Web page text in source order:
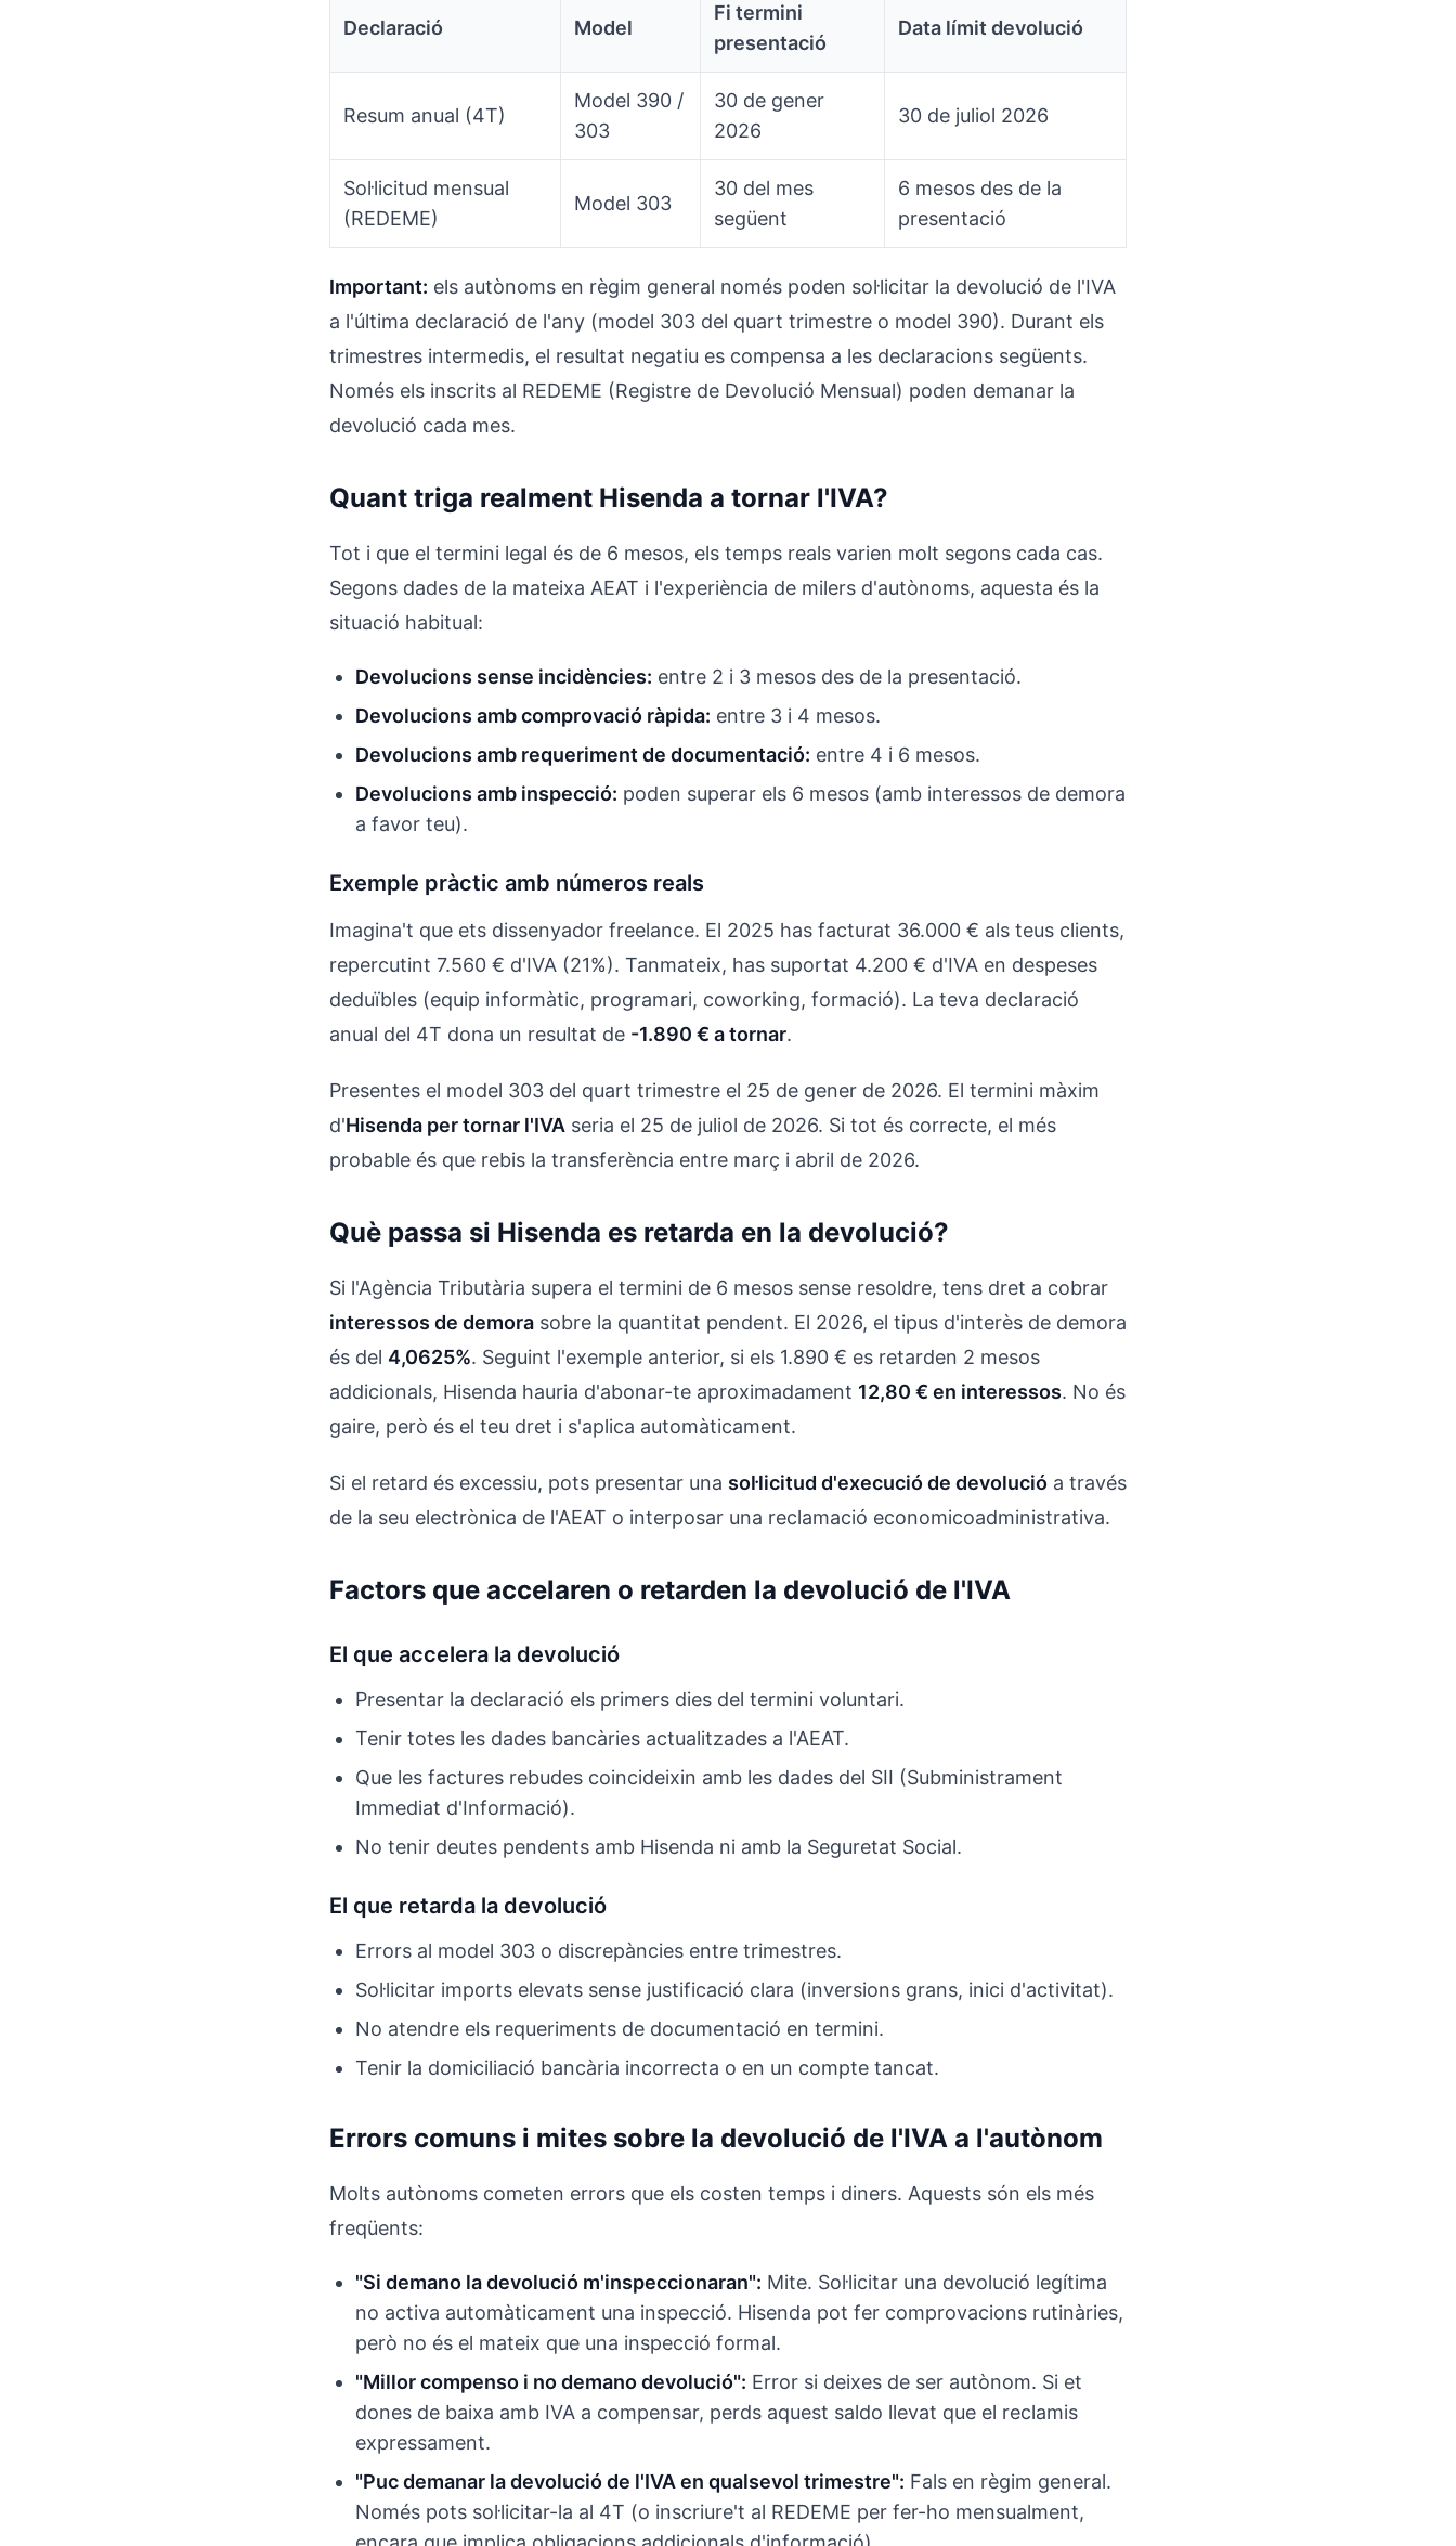
Declaració Model
Fi termini
presentació
Data límit devolució
Resum anual (4T)
Model 390 /
303
30 de gener
2026
30 de juliol 2026
Sol·licitud mensual
(REDEME)
Model 303
30 del mes
següent
6 mesos des de la
presentació
Important: els autònoms en règim general només poden sol·licitar la devolució de l'IVA
a l'última declaració de l'any (model 303 del quart trimestre o model 390). Durant els
trimestres intermedis, el resultat negatiu es compensa a les declaracions següents.
Només els inscrits al REDEME (Registre de Devolució Mensual) poden demanar la
devolució cada mes.
Quant triga realment Hisenda a tornar l'IVA?
Tot i que el termini legal és de 6 mesos, els temps reals varien molt segons cada cas.
Segons dades de la mateixa AEAT i l'experiència de milers d'autònoms, aquesta és la
situació habitual:
Devolucions sense incidències: entre 2 i 3 mesos des de la presentació.
Devolucions amb comprovació ràpida: entre 3 i 4 mesos.
Devolucions amb requeriment de documentació: entre 4 i 6 mesos.
Devolucions amb inspecció: poden superar els 6 mesos (amb interessos de demora
a favor teu).
Exemple pràctic amb números reals
Imagina't que ets dissenyador freelance. El 2025 has facturat 36.000 € als teus clients,
repercutint 7.560 € d'IVA (21%). Tanmateix, has suportat 4.200 € d'IVA en despeses
deduïbles (equip informàtic, programari, coworking, formació). La teva declaració
anual del 4T dona un resultat de -1.890 € a tornar.
Presentes el model 303 del quart trimestre el 25 de gener de 2026. El termini màxim
d'Hisenda per tornar l'IVA seria el 25 de juliol de 2026. Si tot és correcte, el més
probable és que rebis la transferència entre març i abril de 2026.
Què passa si Hisenda es retarda en la devolució?
Si l'Agència Tributària supera el termini de 6 mesos sense resoldre, tens dret a cobrar
interessos de demora sobre la quantitat pendent. El 2026, el tipus d'interès de demora
és del 4,0625%. Seguint l'exemple anterior, si els 1.890 € es retarden 2 mesos
addicionals, Hisenda hauria d'abonar-te aproximadament 12,80 € en interessos. No és
gaire, però és el teu dret i s'aplica automàticament.
Si el retard és excessiu, pots presentar una sol·licitud d'execució de devolució a través
de la seu electrònica de l'AEAT o interposar una reclamació economicoadministrativa.
Factors que accelaren o retarden la devolució de l'IVA
El que accelera la devolució
Presentar la declaració els primers dies del termini voluntari.
Tenir totes les dades bancàries actualitzades a l'AEAT.
Que les factures rebudes coincideixin amb les dades del SII (Subministrament
Immediat d'Informació).
No tenir deutes pendents amb Hisenda ni amb la Seguretat Social.
El que retarda la devolució
Errors al model 303 o discrepàncies entre trimestres.
Sol·licitar imports elevats sense justificació clara (inversions grans, inici d'activitat).
No atendre els requeriments de documentació en termini.
Tenir la domiciliació bancària incorrecta o en un compte tancat.
Errors comuns i mites sobre la devolució de l'IVA a l'autònom
Molts autònoms cometen errors que els costen temps i diners. Aquests són els més
freqüents:
"Si demano la devolució m'inspeccionaran": Mite. Sol·licitar una devolució legítima
no activa automàticament una inspecció. Hisenda pot fer comprovacions rutinàries,
però no és el mateix que una inspecció formal.
"Millor compenso i no demano devolució": Error si deixes de ser autònom. Si et
dones de baixa amb IVA a compensar, perds aquest saldo llevat que el reclamis
expressament.
"Puc demanar la devolució de l'IVA en qualsevol trimestre": Fals en règim general.
Només pots sol·licitar-la al 4T (o inscriure't al REDEME per fer-ho mensualment,